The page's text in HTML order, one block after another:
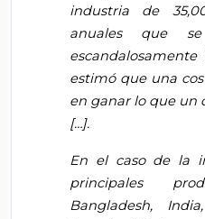
industria de
anuales que
estimó que una
en ganar lo que un
[…].
En el caso de la
principales
Bangladesh,